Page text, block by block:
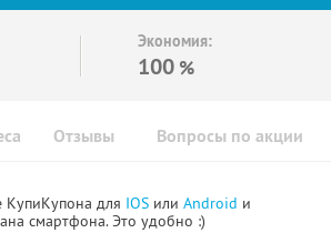
Экономия:
100 %
Отзывы Вопросы по акции
КупиКупона для IOS или Android и
смартфона. Это удобно :)